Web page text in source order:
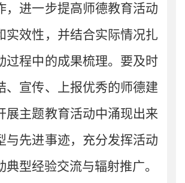
，进一步提高师德教育活动
实效性，并结合实际情况扎
过程中的成果梳理。要及时
、宣传、上报优秀的师德建
展主题教育活动中涌现出来
与先进事迹，充分发挥活动
典型经验交流与辐射推广。